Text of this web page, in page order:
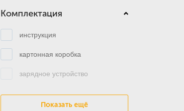
Комплектация
инструкция
картонная коробка
зарядное устройство
Показать ещё